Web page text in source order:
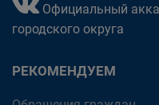
Официальный
городского округа
РЕКОМЕНДУЕМ